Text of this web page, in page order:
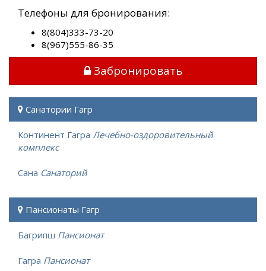
Телефоны для бронирования:
8(804)333-73-20
8(967)555-86-35
Забронировать
Санатории Гагр
Континент Гагра Лечебно-оздоровительный
комплекс
Сана Санаторий
Пансионаты Гагр
Багрипш Пансионат
Гагра Пансионат